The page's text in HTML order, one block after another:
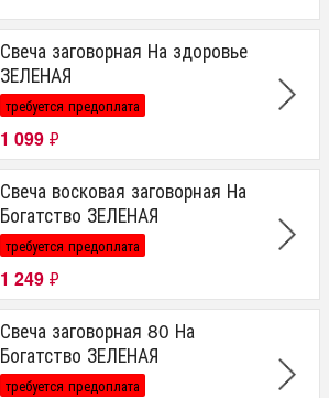
Свеча заговорная На здоровье
ЗЕЛЕНАЯ
требуется предоплата
1 099 ₽
Свеча восковая заговорная На
Богатство ЗЕЛЕНАЯ
требуется предоплата
1 249 ₽
Свеча заговорная 80 На
Богатство ЗЕЛЕНАЯ
требуется предоплата